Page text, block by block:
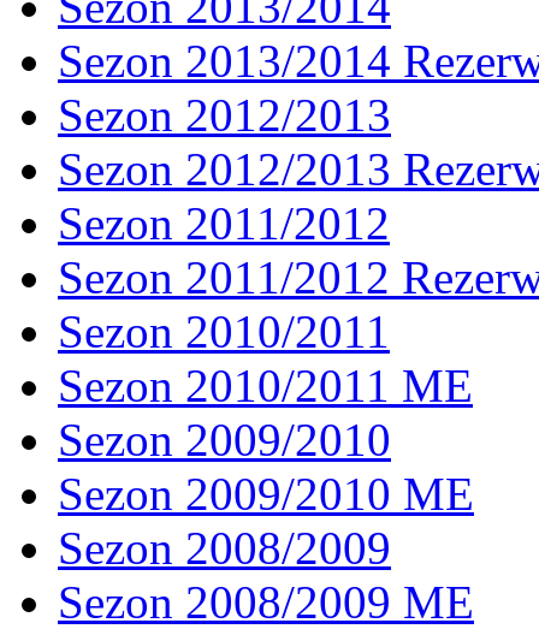
Sezon 2013/2014
Sezon 2012/2013
Sezon 2012/2013
Sezon 2011/2012
Sezon 2011/2012
Sezon 2010/2011
Sezon 2010/2011 ME
Sezon 2009/2010
Sezon 2009/2010 ME
Sezon 2008/2009
Sezon 2008/2009 ME